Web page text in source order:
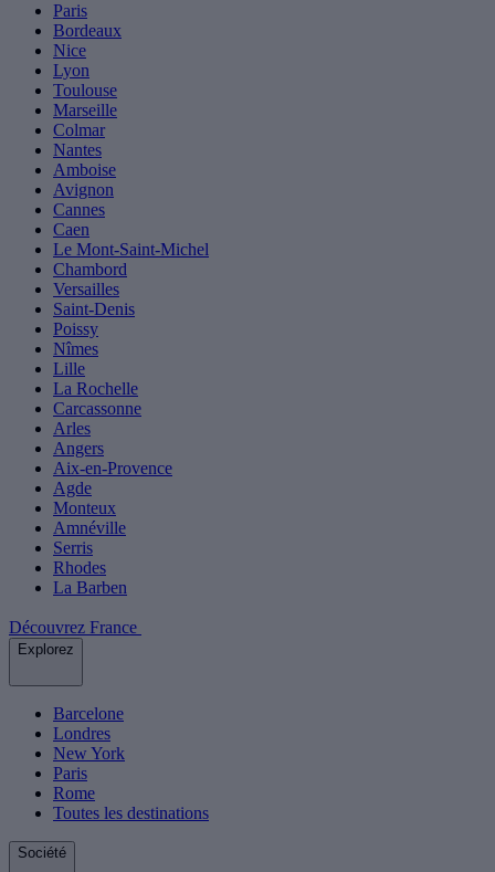
Paris
Bordeaux
Nice
Lyon
Toulouse
Marseille
Colmar
Nantes
Amboise
Avignon
Cannes
Caen
Le Mont-Saint-Michel
Chambord
Versailles
Saint-Denis
Poissy
Nîmes
Lille
La Rochelle
Carcassonne
Arles
Angers
Aix-en-Provence
Agde
Monteux
Amnéville
Serris
Rhodes
La Barben
Découvrez France
Explorez
Barcelone
Londres
New York
Paris
Rome
Toutes les destinations
Société